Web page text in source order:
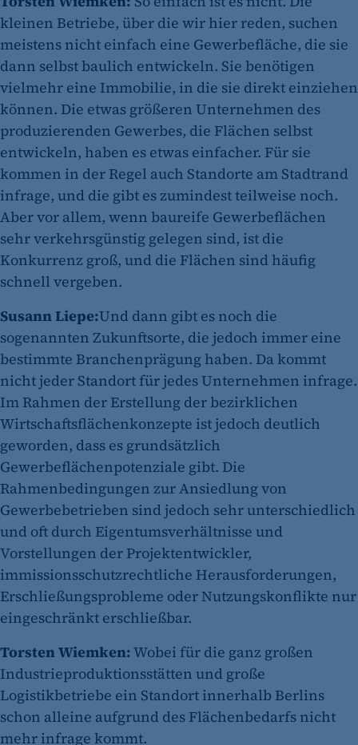
kleinen Betriebe, über die wir hier reden, suchen
meistens nicht einfach eine Gewerbefläche, die sie
dann selbst baulich entwickeln. Sie benötigen
vielmehr eine Immobilie, in die sie direkt einziehen
können. Die etwas größeren Unternehmen des
produzierenden Gewerbes, die Flächen selbst
entwickeln, haben es etwas einfacher. Für sie
kommen in der Regel auch Standorte am Stadtrand
infrage, und die gibt es zumindest teilweise noch.
Aber vor allem, wenn baureife Gewerbeflächen
sehr verkehrsgünstig gelegen sind, ist die
Konkurrenz groß, und die Flächen sind häufig
schnell vergeben.
Susann Liepe:Und dann gibt es noch die
sogenannten Zukunftsorte, die jedoch immer eine
bestimmte Branchenprägung haben. Da kommt
nicht jeder Standort für jedes Unternehmen infrage.
Im Rahmen der Erstellung der bezirklichen
Wirtschaftsflächenkonzepte ist jedoch deutlich
geworden, dass es grundsätzlich
Gewerbeflächenpotenziale gibt. Die
Rahmenbedingungen zur Ansiedlung von
Gewerbebetrieben sind jedoch sehr unterschiedlich
und oft durch Eigentumsverhältnisse und
Vorstellungen der Projektentwickler,
immissionsschutzrechtliche Herausforderungen,
Erschließungsprobleme oder Nutzungskonflikte nur
eingeschränkt erschließbar.
Torsten Wiemken:Wobei für die ganz großen
Industrieproduktionsstätten und große
Logistikbetriebe ein Standort innerhalb Berlins
schon alleine aufgrund des Flächenbedarfs nicht
mehr infrage kommt.